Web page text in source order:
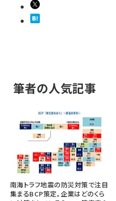
筆者の人気記事
南海トラフ地震の防災対策で注目
集まるBCP策定。企業はどのくら